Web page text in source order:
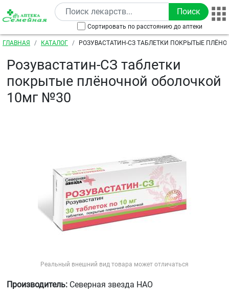
Перейти к основному содержанию
Сортировать по расстоянию до аптеки
Строка навигации
ГЛАВНАЯ КАТАЛОГ
РОЗУВАСТАТИН-СЗ ТАБЛЕТКИ ПОКРЫТЫЕ
Розувастатин-СЗ таблетки
покрытые плёночной оболочкой
10мг №30
Реальный внешний вид товара может отличаться
Производитель: Северная звезда НАО